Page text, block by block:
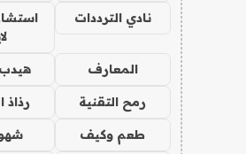
نادي الترددات
المعارف
رمح التقنية رذاذ
طعم وكيف